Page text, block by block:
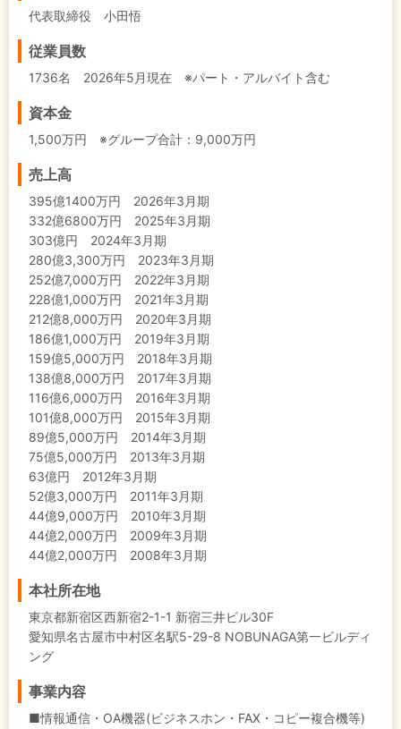
代表取締役 小田悟
従業員数
1736名 2026年5月現在 ※パート・アルバイト含む
資本金
1,500万円 ※グループ合計：9,000万円
売上高
395億1400万円 2026年3月期
332億6800万円 2025年3月期
303億円 2024年3月期
280億3,300万円 2023年3月期
252億7,000万円 2022年3月期
228億1,000万円 2021年3月期
212億8,000万円 2020年3月期
186億1,000万円 2019年3月期
159億5,000万円 2018年3月期
138億8,000万円 2017年3月期
116億6,000万円 2016年3月期
101億8,000万円 2015年3月期
89億5,000万円 2014年3月期
75億5,000万円 2013年3月期
63億円 2012年3月期
52億3,000万円 2011年3月期
44億9,000万円 2010年3月期
44億2,000万円 2009年3月期
44億2,000万円 2008年3月期
本社所在地
東京都新宿区西新宿2-1-1 新宿三井ビル30F
愛知県名古屋市中村区名駅5-29-8 NOBUNAGA第一ビルディ
ング
事業内容
■情報通信・OA機器(ビジネスホン・FAX・コピー複合機等)